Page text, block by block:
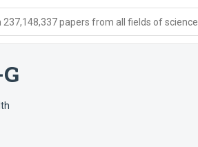
237,148,337 papers from all fields of science